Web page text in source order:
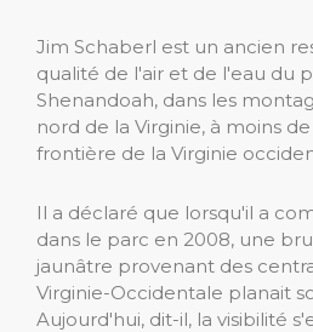
Jim Schaberl est un ancien
qualité de l'air et de l'eau du
Shenandoah, dans les
nord de la Virginie, à moins
frontière de la Virginie
Il a déclaré que lorsqu'il a
dans le parc en 2008, une
jaunâtre provenant des
Virginie-Occidentale planait
Aujourd'hui, dit-il, la visibilité